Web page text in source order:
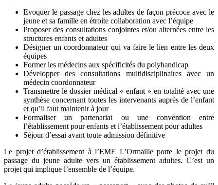
Evoquer le passage chez les adultes de façon précoce avec le
jeune et sa famille en étroite collaboration avec l’équipe
Proposer des consultations conjointes et/ou alternées entre les
structures enfants et adultes
Désigner un coordonnateur qui va faire le lien entre les deux
équipes
Former les médecins aux spécificités du polyhandicap
Développer des consultations multidisciplinaires avec un
médecin coordonnateur
Transmettre le dossier médical « enfant » en totalité avec une
synthèse concernant toutes les intervenants auprès de l’enfant
et qu’il faut maintenir à jour
Formaliser un partenariat ou une convention entre
l’établissement pour enfants et l’établissement pour adultes
Séjour d’essai avant toute admission définitive
Le projet d’établissement à l’EME L’Ormaille porte le projet du
passage du jeune adulte vers un établissement adultes. C’est un
projet qui implique l’ensemble de l’équipe.